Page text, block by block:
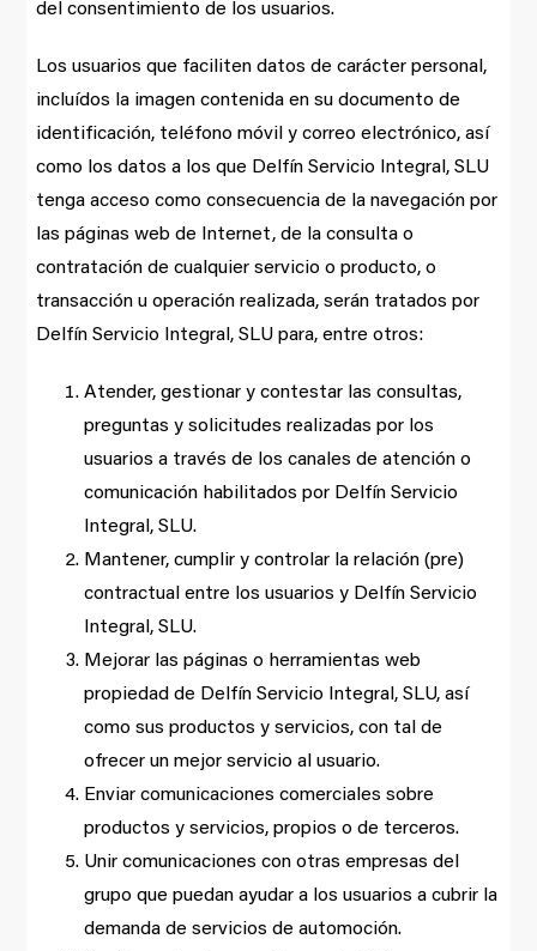
del consentimiento de los usuarios.
Los usuarios que faciliten datos de carácter personal,
incluídos la imagen contenida en su documento de
identificación, teléfono móvil y correo electrónico, así
como los datos a los que Delfín Servicio Integral, SLU
tenga acceso como consecuencia de la navegación por
las páginas web de Internet, de la consulta o
contratación de cualquier servicio o producto, o
transacción u operación realizada, serán tratados por
Delfín Servicio Integral, SLU para, entre otros:
Atender, gestionar y contestar las consultas,
preguntas y solicitudes realizadas por los
usuarios a través de los canales de atención o
comunicación habilitados por Delfín Servicio
Integral, SLU.
Mantener, cumplir y controlar la relación (pre)
contractual entre los usuarios y Delfín Servicio
Integral, SLU.
Mejorar las páginas o herramientas web
propiedad de Delfín Servicio Integral, SLU, así
como sus productos y servicios, con tal de
ofrecer un mejor servicio al usuario.
Enviar comunicaciones comerciales sobre
productos y servicios, propios o de terceros.
Unir comunicaciones con otras empresas del
grupo que puedan ayudar a los usuarios a cubrir la
demanda de servicios de automoción.